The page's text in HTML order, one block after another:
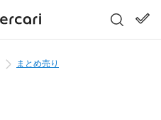
まとめ売り